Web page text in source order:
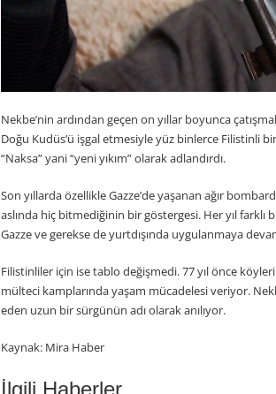
Nekbe’nin ardından geçen on yıllar boyunca
Doğu Kudüs’ü işgal etmesiyle yüz binlerce Filistinli
“Naksa” yani “yeni yıkım” olarak adlandırdı.
Son yıllarda özellikle Gazze’de yaşanan ağır
aslında hiç bitmediğinin bir göstergesi. Her yıl farklı
Gazze ve gerekse de yurtdışında uygulanmaya
Filistinliler için ise tablo değişmedi. 77 yıl önce
mülteci kamplarında yaşam mücadelesi veriyor.
eden uzun bir sürgünün adı olarak anılıyor.
Kaynak: Mira Haber
İlgili Haberler